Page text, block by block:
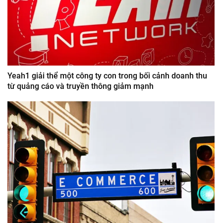
Yeah1 giải thể một công ty con trong bối cảnh doanh thu
từ quảng cáo và truyền thông giảm mạnh